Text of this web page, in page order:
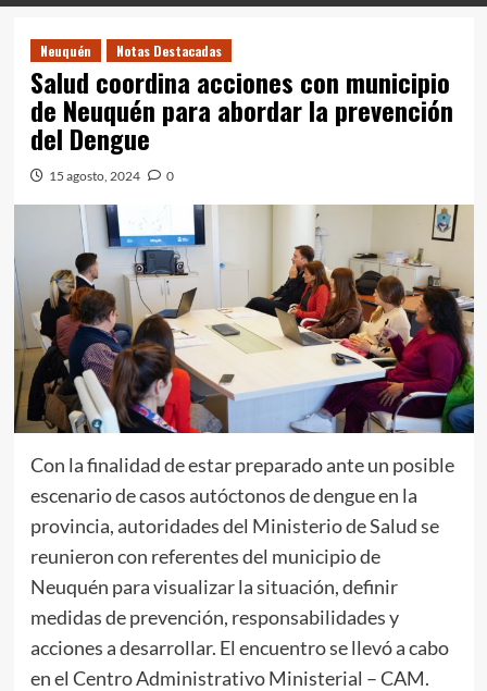
Neuquén Notas Destacadas
Salud coordina acciones con municipio
de Neuquén para abordar la prevención
del Dengue
15 agosto, 2024 0
Con la finalidad de estar preparado ante un posible
escenario de casos autóctonos de dengue en la
provincia, autoridades del Ministerio de Salud se
reunieron con referentes del municipio de
Neuquén para visualizar la situación, definir
medidas de prevención, responsabilidades y
acciones a desarrollar. El encuentro se llevó a cabo
en el Centro Administrativo Ministerial – CAM.